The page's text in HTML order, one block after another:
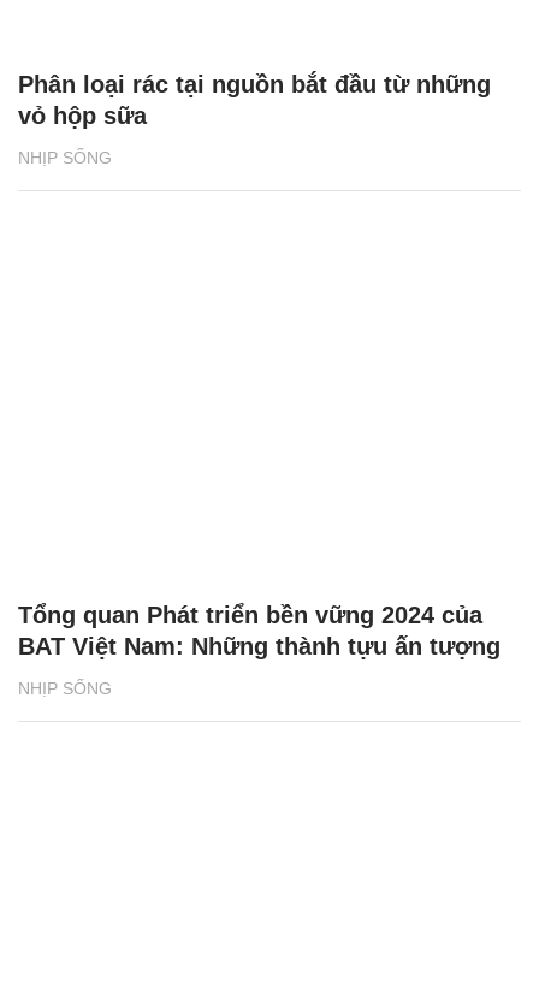
NHỊP SỐNG
Phân loại rác tại nguồn bắt đầu từ những
vỏ hộp sữa
NHỊP SỐNG
Tổng quan Phát triển bền vững 2024 của
BAT Việt Nam: Những thành tựu ấn tượng